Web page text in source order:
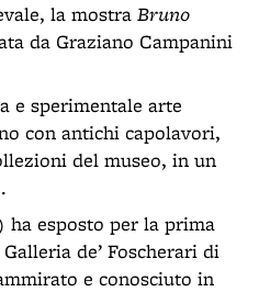
la mostra Bruno
da Graziano Campanini
e sperimentale arte
con antichi capolavori,
del museo, in un
ha esposto per la prima
de’ Foscherari di
e conosciuto in